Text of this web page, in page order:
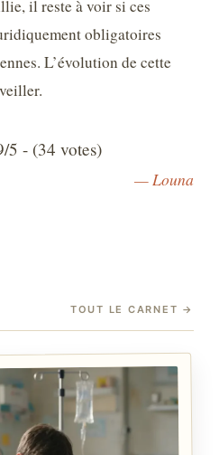
il reste à voir si ces
obligatoires
L’évolution de cette
5 - (34 votes)
— Louna
TOUT LE CARNET →